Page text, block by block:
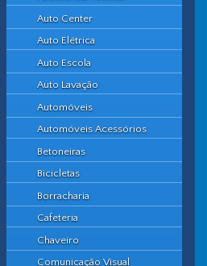
Auto Center
Auto Elétrica
Auto Escola
Auto Lavação
Automóveis
Automóveis Acessórios
Betoneiras
Bicicletas
Borracharia
Cafeteria
Chaveiro
Comunicação Visual